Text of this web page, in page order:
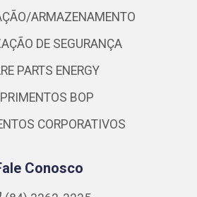
ARMAZENAMENTO
DE SEGURANÇA
PARTS ENERGY
BOP
CORPORATIVOS
Conosco